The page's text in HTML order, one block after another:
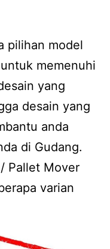
pilihan model
memenuhi
yang
desain yang
anda
di Gudang.
Pallet Mover
varian